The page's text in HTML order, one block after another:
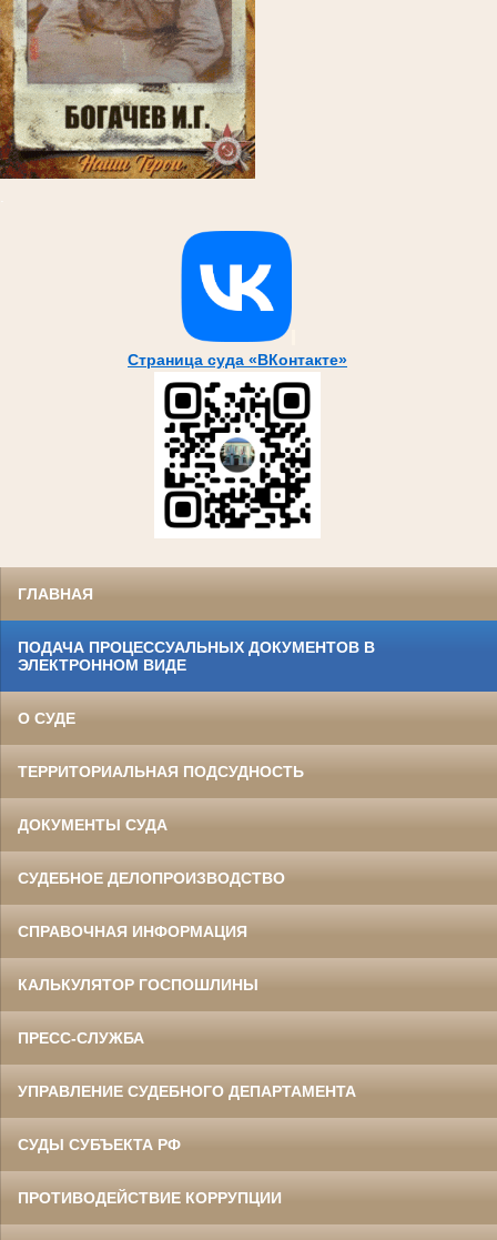
Страница суда «ВКонтакте»
ГЛАВНАЯ
ПОДАЧА ПРОЦЕССУАЛЬНЫХ ДОКУМЕНТОВ В
ЭЛЕКТРОННОМ ВИДЕ
О СУДЕ
ТЕРРИТОРИАЛЬНАЯ ПОДСУДНОСТЬ
ДОКУМЕНТЫ СУДА
СУДЕБНОЕ ДЕЛОПРОИЗВОДСТВО
СПРАВОЧНАЯ ИНФОРМАЦИЯ
КАЛЬКУЛЯТОР ГОСПОШЛИНЫ
ПРЕСС-СЛУЖБА
УПРАВЛЕНИЕ СУДЕБНОГО ДЕПАРТАМЕНТА
СУДЫ СУБЪЕКТА РФ
ПРОТИВОДЕЙСТВИЕ КОРРУПЦИИ